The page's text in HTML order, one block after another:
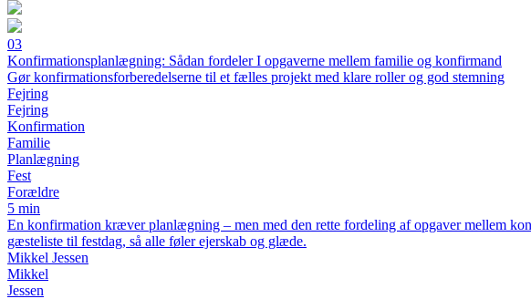
03
Konfirmationsplanlægning: Sådan fordeler I opgaverne mellem familie og konfirmand
Gør konfirmationsforberedelserne til et fælles projekt med klare roller og god stemning
Fejring
Fejring
Konfirmation
Familie
Planlægning
Fest
Forældre
5 min
En konfirmation kræver planlægning – men med den rette fordeling af opgaver mellem
gæsteliste til festdag, så alle føler ejerskab og glæde.
Mikkel Jessen
Mikkel
Jessen